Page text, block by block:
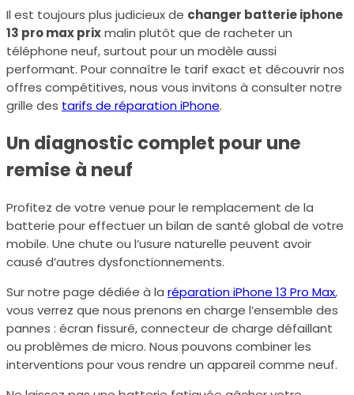
Il est toujours plus judicieux de changer batterie iphone
13 pro max prixmalin plutôt que de racheter un
téléphone neuf, surtout pour un modèle aussi
performant. Pour connaître le tarif exact et découvrir nos
offres compétitives, nous vous invitons à consulter notre
grille des tarifs de réparation iPhone.
Un diagnostic complet pour une
remise à neuf
Profitez de votre venue pour le remplacement de la
batterie pour effectuer un bilan de santé global de votre
mobile. Une chute ou l’usure naturelle peuvent avoir
causé d’autres dysfonctionnements.
Sur notre page dédiée à la réparation iPhone 13 Pro Max,
vous verrez que nous prenons en charge l’ensemble des
pannes : écran fissuré, connecteur de charge défaillant
ou problèmes de micro. Nous pouvons combiner les
interventions pour vous rendre un appareil comme neuf.